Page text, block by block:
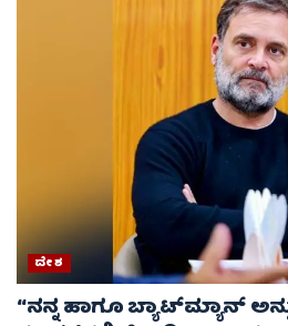
ದೇಶ
“ನನ್ನ ಹಾಗೂ ಬ್ಯಾಟ್‌ಮ್ಯಾನ್